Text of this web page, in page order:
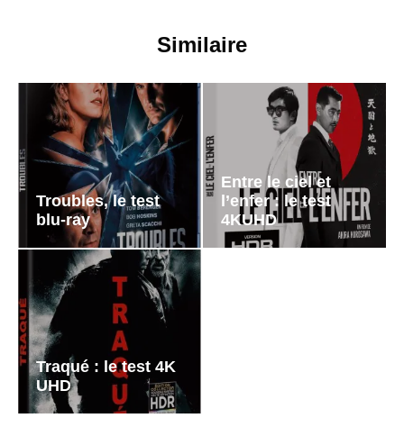
Similaire
Troubles, le test
blu-ray
Entre le ciel et
l’enfer : le test
4KUHD
Traqué : le test 4K
UHD